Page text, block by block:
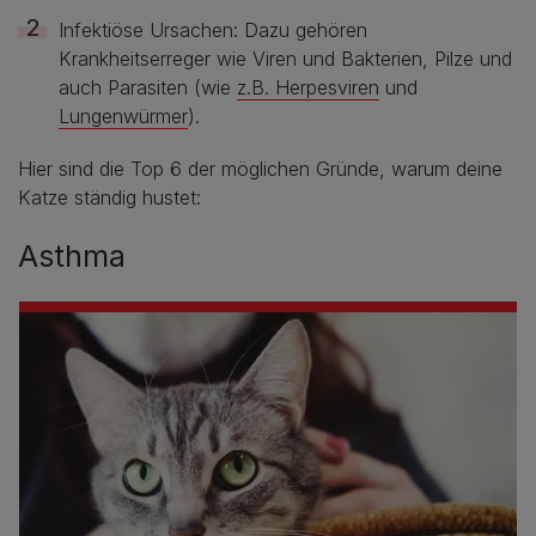
Infektiöse Ursachen: Dazu gehören
Krankheitserreger wie Viren und Bakterien, Pilze und
auch Parasiten (wie z.B. Herpesviren und
Lungenwürmer).
Hier sind die Top 6 der möglichen Gründe, warum deine
Katze ständig hustet:
Asthma